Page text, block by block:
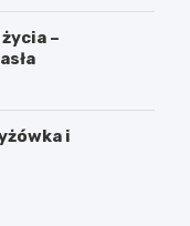
–
i